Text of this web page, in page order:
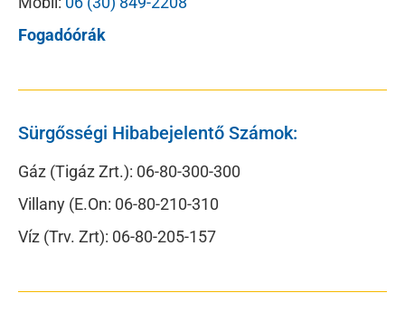
Fogadóórák
Sürgősségi Hibabejelentő Számok:
Gáz (Tigáz Zrt.): 06-80-300-300
Villany (E.On: 06-80-210-310
Víz (Trv. Zrt): 06-80-205-157